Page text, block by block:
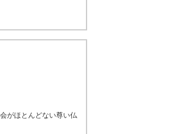
がほとんどない尊い仏